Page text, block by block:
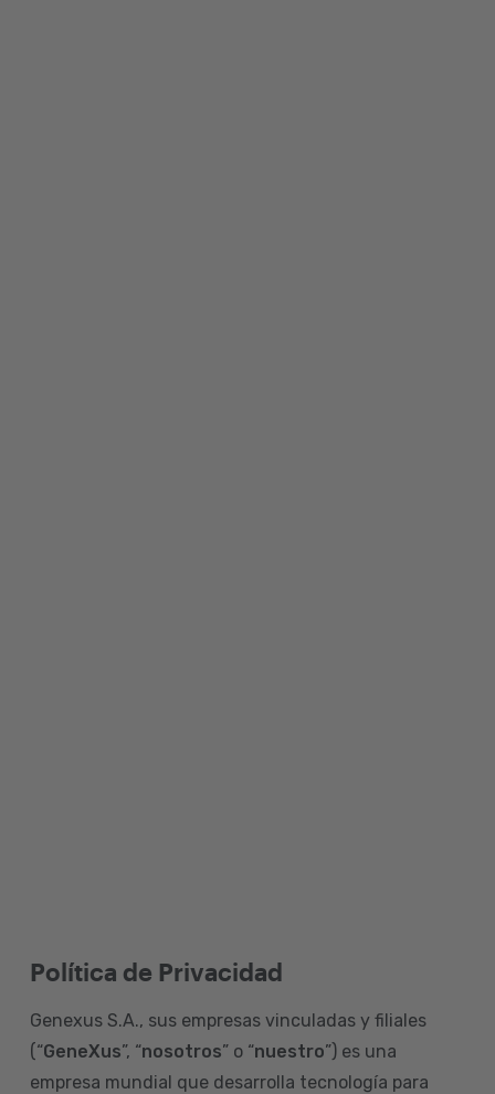
Política de Privacidad
Genexus S.A., sus empresas vinculadas y filiales
(“GeneXus”, “nosotros” o “nuestro”) es una
empresa mundial que desarrolla tecnología para